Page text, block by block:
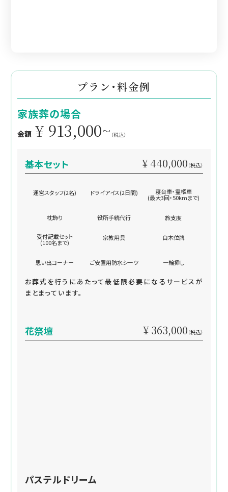
プラン・料金例
家族葬の場合
金額 ¥ 913,000~ （税込）
基本セット ¥ 440,000 （税込）
運営スタッフ(2名) ドライアイス(2日間) 寝台車・霊柩車
(最大3回・50kmまで)
枕飾り 役所手続代行 旅支度
受付記載セット
(100名まで)
宗教用具 白木位牌
思い出コーナー ご安置用防水シーツ 一輪挿し
お葬式を行うにあたって最低限必要になるサービスが
まとまっています。
花祭壇 ¥ 363,000 （税込）
パステルドリーム